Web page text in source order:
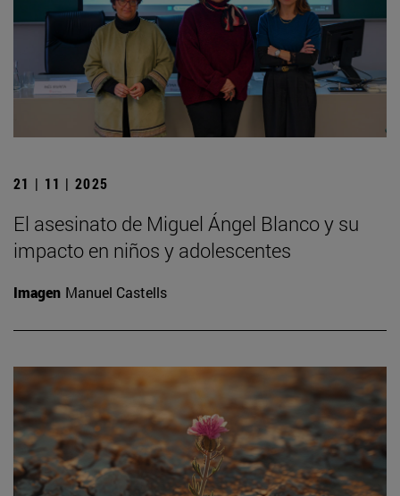
21 | 11 | 2025
El asesinato de Miguel Ángel Blanco y su
impacto en niños y adolescentes
Imagen Manuel Castells